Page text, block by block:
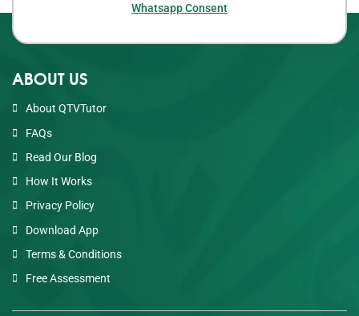
Whatsapp Consent
ABOUT US
About QTVTutor
FAQs
Read Our Blog
How It Works
Privacy Policy
Download App
Terms & Conditions
Free Assessment